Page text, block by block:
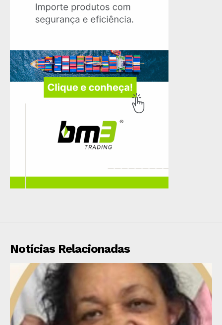
Notícias Relacionadas